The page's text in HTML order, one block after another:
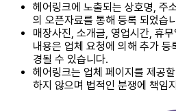
헤어링크에 노출되는 상호명, 주
의 오픈자료를 통해 등록 되었습
매장사진, 소개글, 영업시간, 휴
내용은 업체 요청에 의해 추가 등
경될 수 있습니다.
헤어링크는 업체 페이지를 제공
하지 않으며 법적인 분쟁에 책임